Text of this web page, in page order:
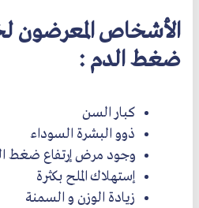
الأشخاص المعرضون
ضغط الدم :
كبار السن
ذوو البشرة السوداء
وجود مرض إرتفاع ضغط
إستهلاك الملح بكثرة
زيادة الوزن و السمنة